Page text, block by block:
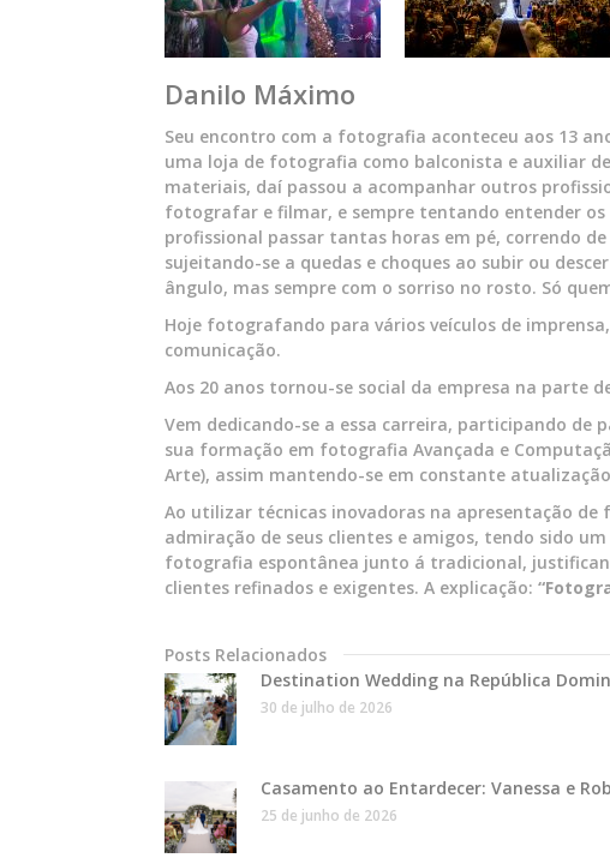
Danilo Máximo
Seu encontro com a fotografia aconteceu aos 13
uma loja de fotografia como balconista e auxiliar
materiais, daí passou a acompanhar outros
fotografar e filmar, e sempre tentando entender os
profissional passar tantas horas em pé, correndo
sujeitando-se a quedas e choques ao subir ou
ângulo, mas sempre com o sorriso no rosto. Só
Hoje fotografando para vários veículos de
comunicação.
Aos 20 anos tornou-se social da empresa na parte
Vem dedicando-se a essa carreira, participando de
sua formação em fotografia Avançada e
Arte), assim mantendo-se em constante
Ao utilizar técnicas inovadoras na apresentação
admiração de seus clientes e amigos, tendo sido
fotografia espontânea junto á tradicional,
clientes refinados e exigentes. A explicação:
Posts Relacionados
Destination Wedding na República
30 de julho de 2026
Casamento ao Entardecer: Vanessa e
25 de junho de 2026